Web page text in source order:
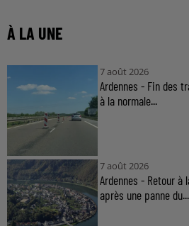
À LA UNE
7 août 2026
Ardennes - Fin des
à la normale...
7 août 2026
Ardennes - Retour à
après une panne du...